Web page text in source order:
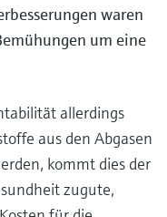
waren
um eine
allerdings
aus den Abgasen
kommt dies der
zugute,